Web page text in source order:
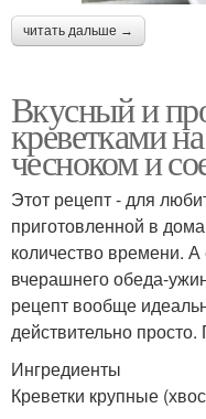
читать дальше →
Вкусный и
креветками
чесноком и
Этот рецепт - для
приготовленной в
количество времени. А
вчерашнего обеда-
рецепт вообще
действительно
Ингредиенты
Креветки крупные